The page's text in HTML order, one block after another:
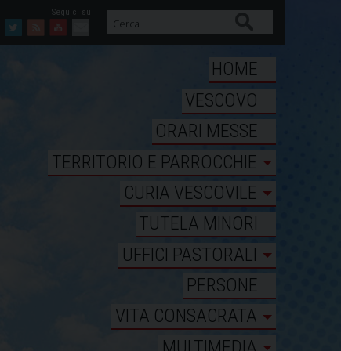
Facebook
Twitter
FeedYoutube
Mail
HOME
VESCOVO
ORARI MESSE
TERRITORIO E PARROCCHIE
CURIA VESCOVILE
TUTELA MINORI
UFFICI PASTORALI
PERSONE
VITA CONSACRATA